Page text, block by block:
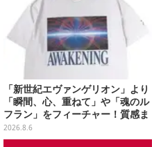
「新世紀エヴァンゲリオン」より
「瞬間、心、重ねて」や「魂のル
フラン」をフィーチャー！質感ま
でこだわった高級Tシャツが8月7
日発売
2026.8.6